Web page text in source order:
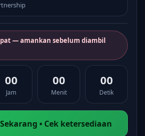
— amankan sebelum diambil
00
Jam
00
Menit
00
Detik
• Cek ketersediaan